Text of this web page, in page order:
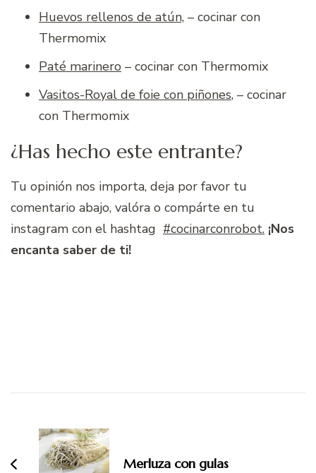
Huevos rellenos de atún, – cocinar con
Thermomix
Paté marinero – cocinar con Thermomix
Vasitos-Royal de foie con piñones, – cocinar
con Thermomix
¿Has hecho este entrante?
Tu opinión nos importa, deja por favor tu
comentario abajo, valóra o compárte en tu
instagram con el hashtag #cocinarconrobot. ¡Nos
encanta saber de ti!
entradas
Merluza con gulas